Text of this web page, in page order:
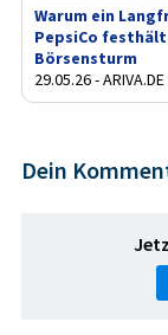
Warum ein
PepsiCo
Börsensturm
29.05.26 -
Dein